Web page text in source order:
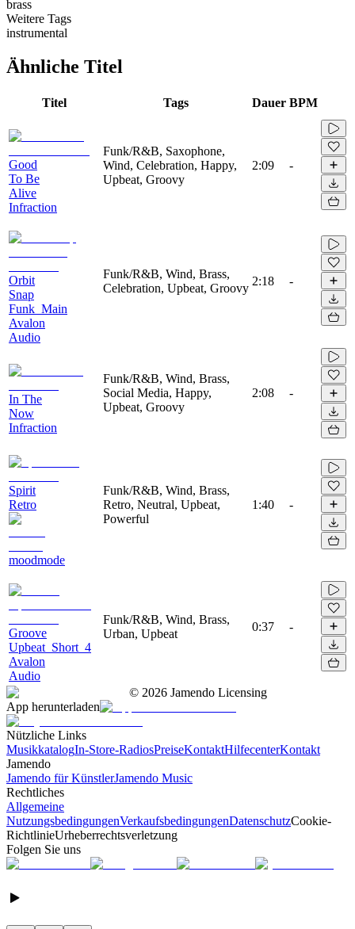
brass
Weitere Tags
instrumental
Ähnliche Titel
Titel Tags Dauer BPM
Good
To Be
Alive
Infraction
Funk/R&B, Saxophone,
Wind, Celebration, Happy,
Upbeat, Groovy
2:09 -
Orbit
Snap
Funk_Main
Avalon
Audio
Funk/R&B, Wind, Brass,
Celebration, Upbeat, Groovy
2:18 -
In The
Now
Infraction
Funk/R&B, Wind, Brass,
Social Media, Happy,
Upbeat, Groovy
2:08 -
Spirit
Retro
moodmode
Funk/R&B, Wind, Brass,
Retro, Neutral, Upbeat,
Powerful
1:40 -
Groove
Upbeat_Short_4
Avalon
Audio
Funk/R&B, Wind, Brass,
Urban, Upbeat
0:37 -
© 2026 Jamendo Licensing
App herunterladen
Nützliche Links
MusikkatalogIn-Store-RadiosPreiseKontaktHilfecenterKontakt
Jamendo
Jamendo für KünstlerJamendo Music
Rechtliches
Allgemeine
NutzungsbedingungenVerkaufsbedingungenDatenschutzCookie-
RichtlinieUrheberrechtsverletzung
Folgen Sie uns